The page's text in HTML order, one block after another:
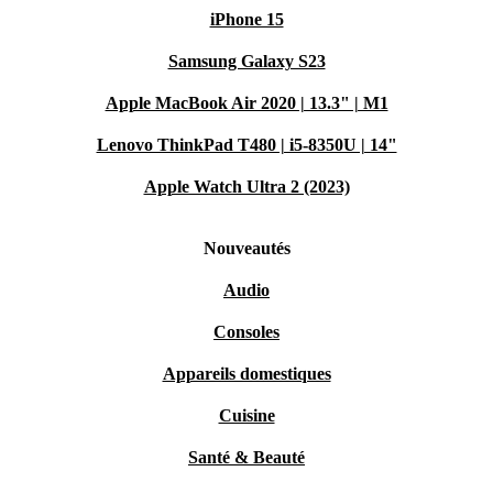
iPhone 15
Samsung Galaxy S23
Apple MacBook Air 2020 | 13.3" | M1
Lenovo ThinkPad T480 | i5-8350U | 14"
Apple Watch Ultra 2 (2023)
Nouveautés
Audio
Consoles
Appareils domestiques
Cuisine
Santé & Beauté